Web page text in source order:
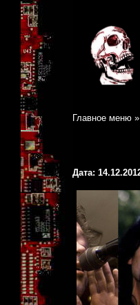
Главное меню »
Дата: